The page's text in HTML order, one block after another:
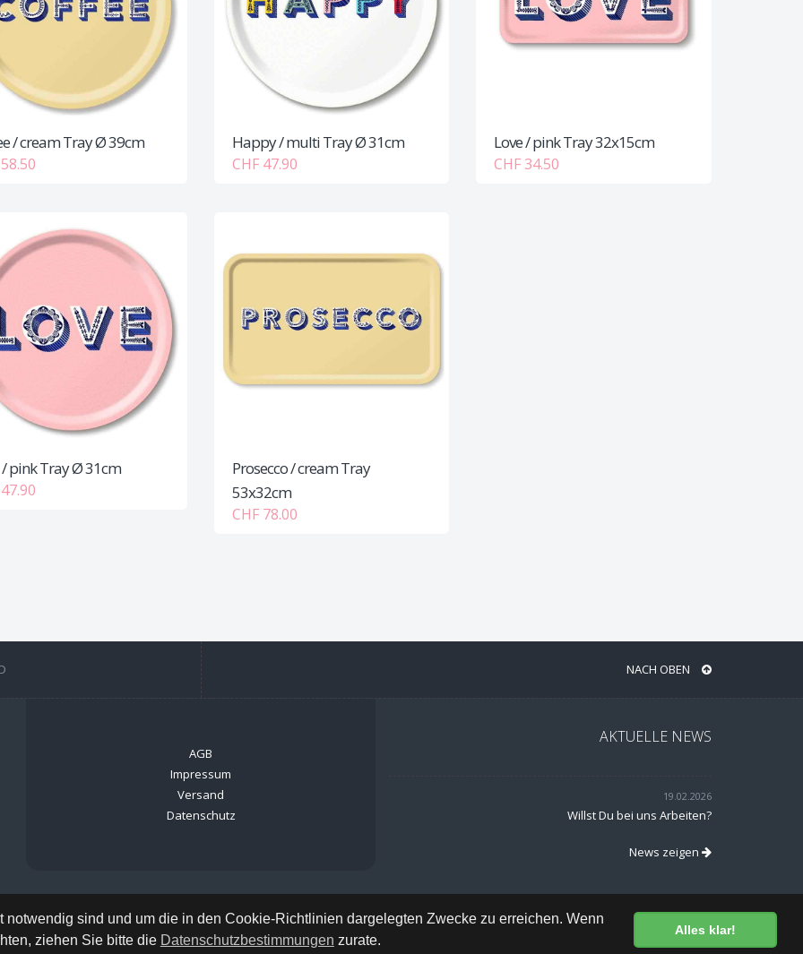
sind und um die in den Cookie-Richtlinien dargelegten Zwecke zu erreichen. Wenn
ziehen Sie bitte die Datenschutzbestimmungen zurate.
Alles klar!
/ cream Tray Ø 39cm Happy / multi Tray Ø 31cm
CHF 47.90
Love / pink Tray 32x15cm
CHF 34.50
/ pink Tray Ø 31cm
Prosecco / cream Tray
53x32cm
CHF 78.00
NACH OBEN
AGB
Impressum
Versand
Datenschutz
AKTUELLE NEWS
19.02.2026
Willst Du bei uns Arbeiten?
News zeigen